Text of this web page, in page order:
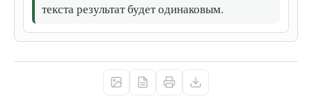
текста результат будет одинаковым.